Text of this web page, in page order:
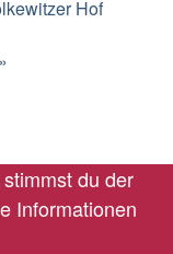
Hof
du der
Informationen